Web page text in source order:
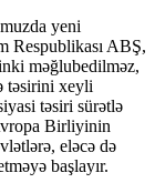
yeni
Respublikası ABŞ,
məğlubedilməz,
təsirini xeyli
təsiri sürətlə
Birliyinin
eləcə də
başlayır.